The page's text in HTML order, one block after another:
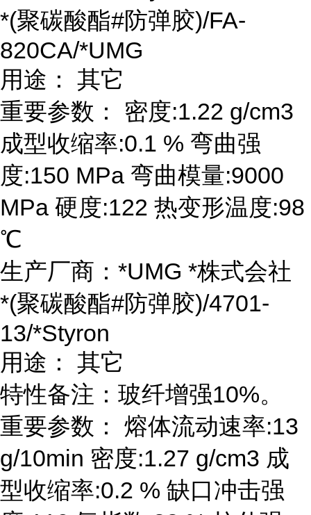
*(聚碳酸酯#防弹胶)/FA-
820CA/*UMG
用途： 其它
重要参数： 密度:1.22 g/cm3
成型收缩率:0.1 % 弯曲强
度:150 MPa 弯曲模量:9000
MPa 硬度:122 热变形温度:98
℃
生产厂商：*UMG *株式会社
*(聚碳酸酯#防弹胶)/4701-
13/*Styron
用途： 其它
特性备注：玻纤增强10%。
重要参数： 熔体流动速率:13
g/10min 密度:1.27 g/cm3 成
型收缩率:0.2 % 缺口冲击强